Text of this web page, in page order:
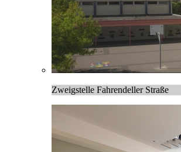
Zweigstelle Fahrendeller Straße